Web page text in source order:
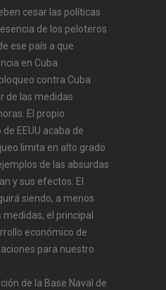
cesar las políticas
de los peloteros
ese país a que
en Cuba.
contra Cuba
de las medidas
El propio
EEUU acaba de
limita en alto grado
de las absurdas
y sus efectos. El
siendo, a menos
el principal
económico de
para nuestro
de la Base Naval de